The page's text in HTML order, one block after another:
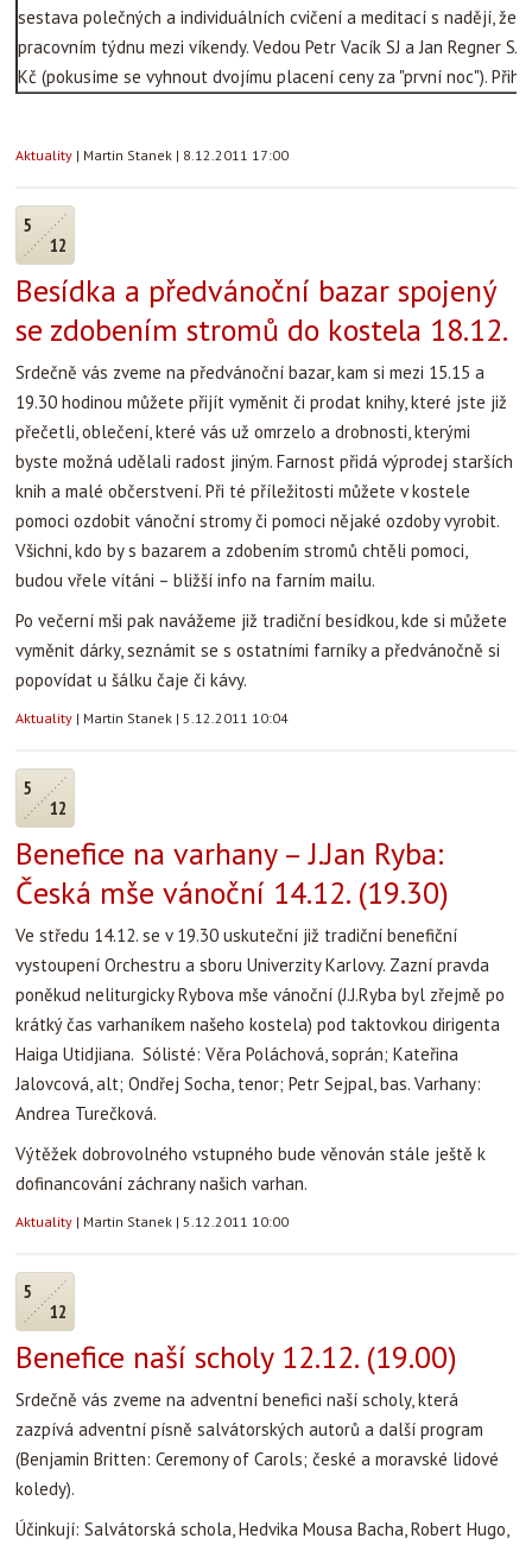
sestava polečných a individuálních cvičení a meditací s nadějí, že
pracovním týdnu mezi víkendy. Vedou Petr Vacík SJ a Jan Regner
Kč (pokusíme se vyhnout dvojímu placení ceny za "první noc").
Aktuality | Martin Stanek | 8.12.2011 17:00
5
12
Besídka a předvánoční bazar spojený
se zdobením stromů do kostela 18.12.
Srdečně vás zveme na předvánoční bazar, kam si mezi 15.15 a
19.30 hodinou můžete přijít vyměnit či prodat knihy, které jste již
přečetli, oblečení, které vás už omrzelo a drobnosti, kterými
byste možná udělali radost jiným. Farnost přidá výprodej starších
knih a malé občerstvení. Při té příležitosti můžete v kostele
pomoci ozdobit vánoční stromy či pomoci nějaké ozdoby vyrobit.
Všichni, kdo by s bazarem a zdobením stromů chtěli pomoci,
budou vřele vítáni – bližší info na farním mailu.
Po večerní mši pak navážeme již tradiční besídkou, kde si můžete
vyměnit dárky, seznámit se s ostatními farníky a předvánočně si
popovídat u šálku čaje či kávy.
Aktuality | Martin Stanek | 5.12.2011 10:04
5
12
Benefice na varhany – J.Jan Ryba:
Česká mše vánoční 14.12. (19.30)
Ve středu 14.12. se v 19.30 uskuteční již tradiční benefiční
vystoupení Orchestru a sboru Univerzity Karlovy. Zazní pravda
poněkud neliturgicky Rybova mše vánoční (J.J.Ryba byl zřejmě po
krátký čas varhaníkem našeho kostela) pod taktovkou dirigenta
Haiga Utidjiana. Sólisté: Věra Poláchová, soprán; Kateřina
Jalovcová, alt; Ondřej Socha, tenor; Petr Sejpal, bas. Varhany:
Andrea Turečková.
Výtěžek dobrovolného vstupného bude věnován stále ještě k
dofinancování záchrany našich varhan.
Aktuality | Martin Stanek | 5.12.2011 10:00
5
12
Benefice naší scholy 12.12. (19.00)
Srdečně vás zveme na adventní benefici naší scholy, která
zazpívá adventní písně salvátorských autorů a další program
(Benjamin Britten: Ceremony of Carols; české a moravské lidové
koledy).
Účinkují: Salvátorská schola, Hedvika Mousa Bacha, Robert Hugo,